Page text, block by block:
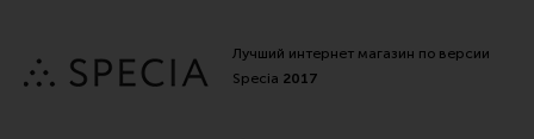
Лучший интернет магазин по версии
Specia 2017